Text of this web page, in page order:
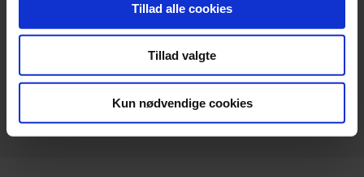
Tillad alle cookies
Tillad valgte
Kun nødvendige cookies
Telefax:+45 96 34 79 30
info@beierholm.dk